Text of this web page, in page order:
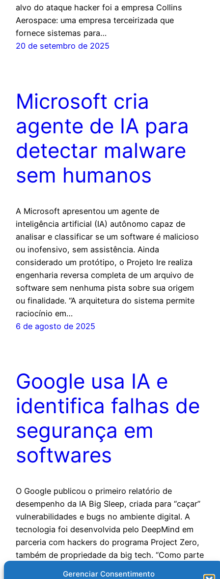
Gerenciar Consentimento
alvo do ataque hacker foi a empresa Collins
Aerospace: uma empresa terceirizada que
fornece sistemas para…
20 de setembro de 2025
Microsoft cria
agente de IA para
detectar malware
sem humanos
A Microsoft apresentou um agente de
inteligência artificial (IA) autônomo capaz de
analisar e classificar se um software é malicioso
ou inofensivo, sem assistência. Ainda
considerado um protótipo, o Projeto Ire realiza
engenharia reversa completa de um arquivo de
software sem nenhuma pista sobre sua origem
ou finalidade. “A arquitetura do sistema permite
raciocínio em…
6 de agosto de 2025
Google usa IA e
identifica falhas de
segurança em
softwares
O Google publicou o primeiro relatório de
desempenho da IA Big Sleep, criada para “caçar”
vulnerabilidades e bugs no ambiente digital. A
tecnologia foi desenvolvida pelo DeepMind em
parceria com hackers do programa Project Zero,
também de propriedade da big tech. “Como parte